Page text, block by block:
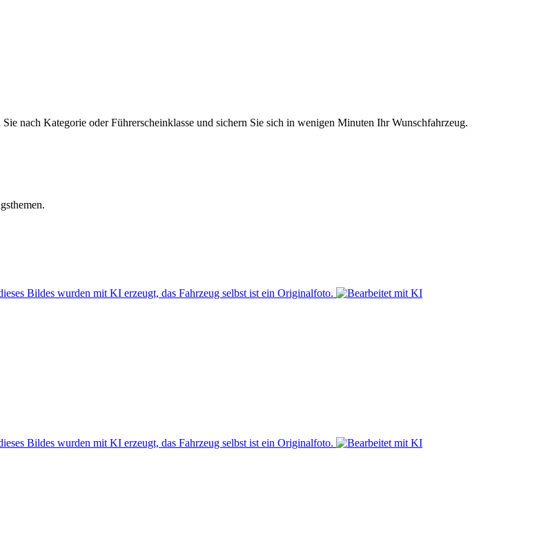
nach Kategorie oder Führerscheinklasse und sichern Sie sich in wenigen Minuten Ihr Wunschfahrzeug.